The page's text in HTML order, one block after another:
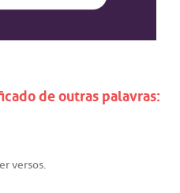
de outras palavras:
versos.